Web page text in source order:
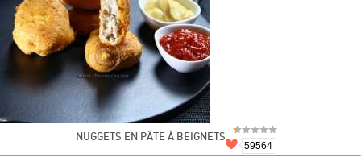
NUGGETS EN PÂTE À BEIGNETS
59564